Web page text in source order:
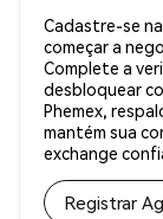
Cadastre-se
começar a
Complete a
desbloquear
Phemex,
mantém sua
exchange
Registrar